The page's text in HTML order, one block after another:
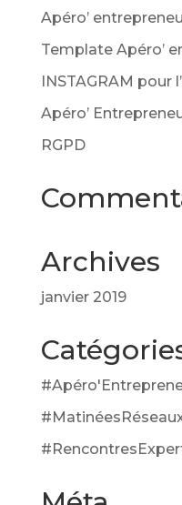
Apéro’
Template Apéro’
INSTAGRAM pour
Apéro’
RGPD
Archives
janvier 2019